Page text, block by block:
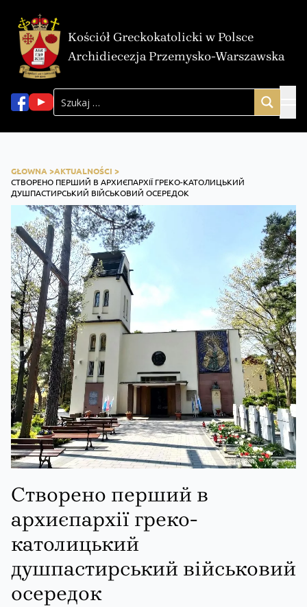
Kościół Greckokatolicki w Polsce
Archidiecezja Przemysko-Warszawska
GŁOWNA >AKTUALNOŚCI >
СТВОРЕНО ПЕРШИЙ В АРХИЄПАРХІЇ ГРЕКО-КАТОЛИЦЬКИЙ
ДУШПАСТИРСЬКИЙ ВІЙСЬКОВИЙ ОСЕРЕДОК
Створено перший в
архиєпархії греко-
католицький
душпастирський військовий
осередок